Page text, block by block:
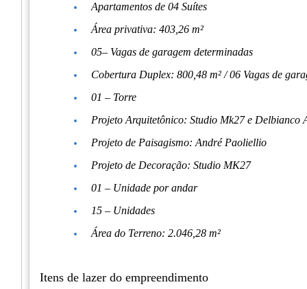
Apartamentos de 04 Suítes
Área privativa: 403,26 m²
05– Vagas de garagem determinadas
Cobertura Duplex: 800,48 m² / 06 Vagas de
01 – Torre
Projeto Arquitetônico: Studio Mk27 e Delbianco
Projeto de Paisagismo: André Paoliellio
Projeto de Decoração: Studio MK27
01 – Unidade por andar
15 – Unidades
Área do Terreno: 2.046,28 m²
Itens de lazer do empreendimento